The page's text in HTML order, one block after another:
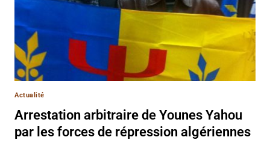
Actualité
Arrestation arbitraire de Younes Yahou
par les forces de répression algériennes